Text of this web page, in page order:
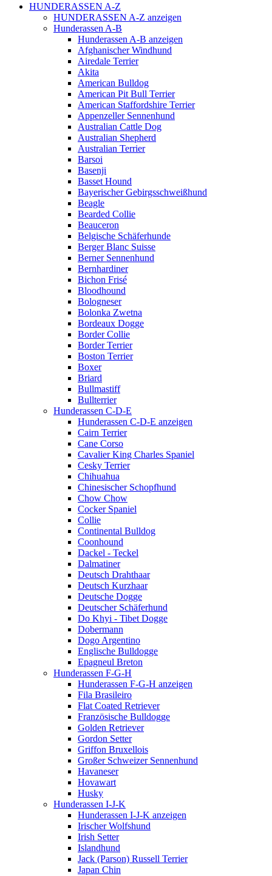
HUNDERASSEN A-Z
HUNDERASSEN A-Z anzeigen
Hunderassen A-B
Hunderassen A-B anzeigen
Afghanischer Windhund
Airedale Terrier
Akita
American Bulldog
American Pit Bull Terrier
American Staffordshire Terrier
Appenzeller Sennenhund
Australian Cattle Dog
Australian Shepherd
Australian Terrier
Barsoi
Basenji
Basset Hound
Bayerischer Gebirgsschweißhund
Beagle
Bearded Collie
Beauceron
Belgische Schäferhunde
Berger Blanc Suisse
Berner Sennenhund
Bernhardiner
Bichon Frisé
Bloodhound
Bologneser
Bolonka Zwetna
Bordeaux Dogge
Border Collie
Border Terrier
Boston Terrier
Boxer
Briard
Bullmastiff
Bullterrier
Hunderassen C-D-E
Hunderassen C-D-E anzeigen
Cairn Terrier
Cane Corso
Cavalier King Charles Spaniel
Cesky Terrier
Chihuahua
Chinesischer Schopfhund
Chow Chow
Cocker Spaniel
Collie
Continental Bulldog
Coonhound
Dackel - Teckel
Dalmatiner
Deutsch Drahthaar
Deutsch Kurzhaar
Deutsche Dogge
Deutscher Schäferhund
Do Khyi - Tibet Dogge
Dobermann
Dogo Argentino
Englische Bulldogge
Epagneul Breton
Hunderassen F-G-H
Hunderassen F-G-H anzeigen
Fila Brasileiro
Flat Coated Retriever
Französische Bulldogge
Golden Retriever
Gordon Setter
Griffon Bruxellois
Großer Schweizer Sennenhund
Havaneser
Hovawart
Husky
Hunderassen I-J-K
Hunderassen I-J-K anzeigen
Irischer Wolfshund
Irish Setter
Islandhund
Jack (Parson) Russell Terrier
Japan Chin